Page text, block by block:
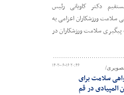
دکتر کاویانی رئیس
ورزشکاران اعزامی به
سلامت ورزشکاران در
۱۴۰۲-۰۶-۱۶ ۲۰:۴۶
سلامت برای
المپیادی در قم